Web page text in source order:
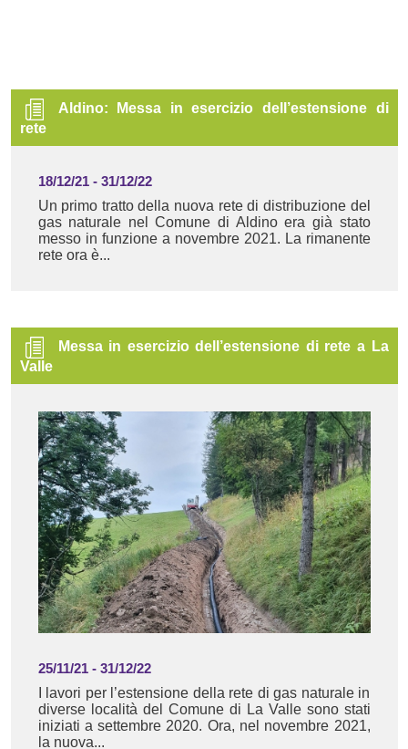
Aldino: Messa in esercizio dell’estensione di
rete
18/12/21- 31/12/22
Un primo tratto della nuova rete di distribuzione del
gas naturale nel Comune di Aldino era già stato
messo in funzione a novembre 2021. La rimanente
rete ora è...
Messa in esercizio dell’estensione di rete a La
Valle
25/11/21- 31/12/22
I lavori per l’estensione della rete di gas naturale in
diverse località del Comune di La Valle sono stati
iniziati a settembre 2020. Ora, nel novembre 2021,
la nuova...